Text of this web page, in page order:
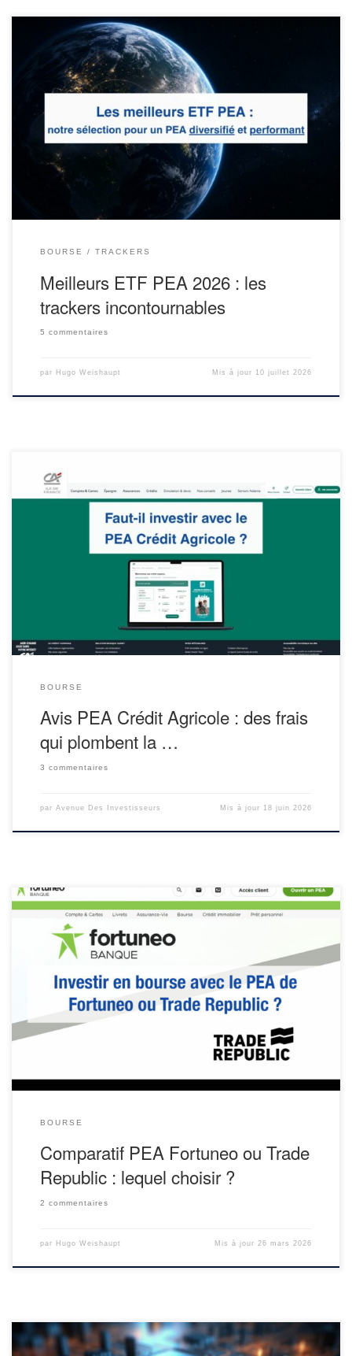
Les meilleurs ETF PEA permettent d’investir en bourse
simplement, sans choisir une à une ses actions. Mais lesquels
choisir pour son plan d’épargne en actions (PEA) ? ETF MSCI
World, S&P 500, Nasdaq, Europe, marchés émergents… on peut
vite se perdre dans la jungle des trackers (ETF indiciels)
disponibles. Un […]
BOURSE TRACKERS
Meilleurs ETF PEA 2026 : les
trackers incontournables
5 commentaires
par Hugo Weishaupt Mis à jour 10 juillet 2026
Notre avis sur le plan d’épargne en actions (PEA) du Crédit
Agricole est mitigé : ce n’est pas un mauvais PEA si on le compare
à ceux des banques traditionnelles. Mais face aux meilleurs PEA
du marché proposés par les banques en ligne et les courtiers
spécialisés, il n’est clairement […]
BOURSE
Avis PEA Crédit Agricole : des frais
qui plombent la …
3 commentaires
par Avenue Des Investisseurs Mis à jour 18 juin 2026
Faut-il ouvrir un PEA Fortuneo ou Trade Republic ? Avant d’ouvrir
un plan d’épargne en actions (PEA), il faut comparer les meilleurs
PEA du marché, car on ne peut en détenir qu’un seul. Faut-il
privilégier les frais les plus bas ? Une interface intuitive ? Ou la
solidité d’un acteur […]
BOURSE
Comparatif PEA Fortuneo ou Trade
Republic : lequel choisir ?
2 commentaires
par Hugo Weishaupt Mis à jour26 mars 2026